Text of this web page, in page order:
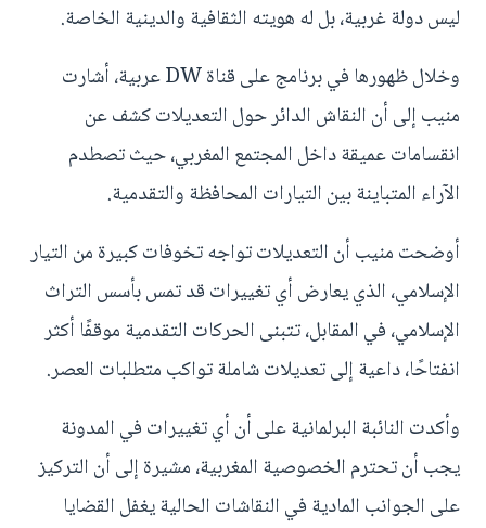
ليس دولة غربية، بل له هويته الثقافية والدينية الخاصة.
وخلال ظهورها في برنامج على قناة DW عربية، أشارت
منيب إلى أن النقاش الدائر حول التعديلات كشف عن
انقسامات عميقة داخل المجتمع المغربي، حيث تصطدم
الآراء المتباينة بين التيارات المحافظة والتقدمية.
أوضحت منيب أن التعديلات تواجه تخوفات كبيرة من التيار
الإسلامي، الذي يعارض أي تغييرات قد تمس بأسس التراث
الإسلامي، في المقابل، تتبنى الحركات التقدمية موقفًا أكثر
انفتاحًا، داعية إلى تعديلات شاملة تواكب متطلبات العصر.
وأكدت النائبة البرلمانية على أن أي تغييرات في المدونة
يجب أن تحترم الخصوصية المغربية، مشيرة إلى أن التركيز
على الجوانب المادية في النقاشات الحالية يغفل القضايا